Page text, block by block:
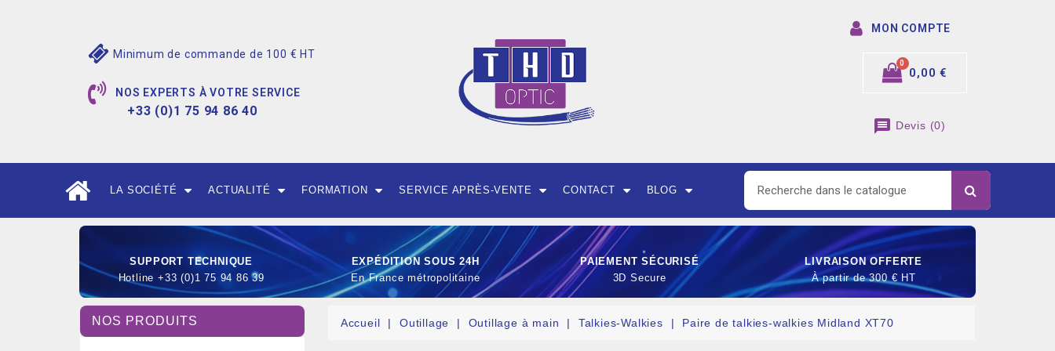
Minimum de commande de 100 € HT
NOS EXPERTS À VOTRE SERVICE
+33 (0)1 75 94 86 40
MON COMPTE
0,00 €
message Devis (0)
LA SOCIÉTÉ ACTUALITÉ FORMATION SERVICE APRÈS-VENTE CONTACT BLOG
SUPPORT TECHNIQUE
Hotline +33 (0)1 75 94 86 39
EXPÉDITION SOUS 24H
En France métropolitaine
PAIEMENT SÉCURISÉ
3D Secure
LIVRAISON OFFERTE
À partir de 300 € HT
NOS PRODUITS Accueil Outillage Outillage à main Talkies-Walkies Paire de talkies-walkies Midland XT70